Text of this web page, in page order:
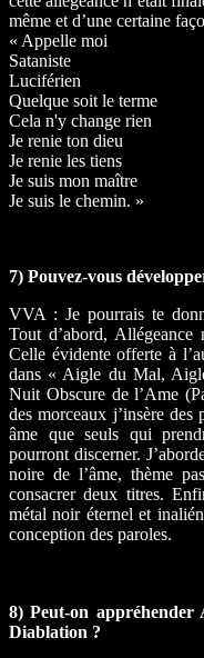
même et d’une certaine
« Appelle moi
Sataniste
Luciférien
Quelque soit le terme
Cela n'y change rien
Je renie ton dieu
Je renie les tiens
Je suis mon maître
Je suis le chemin. »
7) Pouvez-vous
VVA : Je pourrais te
Tout d’abord, Allégeance
Celle évidente offerte à
dans « Aigle du Mal,
Nuit Obscure de l’Ame
des morceaux j’insère
âme que seuls qui
pourront discerner.
noire de l’âme, thème
consacrer deux titres.
métal noir éternel et
conception des paroles.
8) Peut-on appréhender
Diablation ?